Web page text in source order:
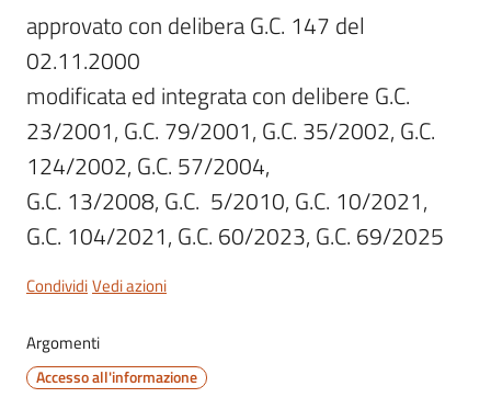
on-
line
gli
approvato con delibera G.C. 147 del
02.11.2000
modificata ed integrata con delibere G.C.
23/2001, G.C. 79/2001, G.C. 35/2002, G.C.
124/2002, G.C. 57/2004,
G.C. 13/2008, G.C.  5/2010, G.C. 10/2021,
G.C. 104/2021, G.C. 60/2023, G.C. 69/2025
CondividiVedi azioni
Argomenti
Accesso all'informazione